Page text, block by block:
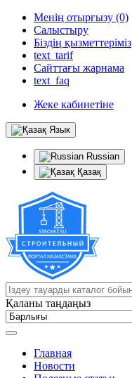
Менің отырғызу (0)
Салыстыру
Біздің қызметтеріміз
text_tarif
Сайттағы жарнама
text_faq
Жеке кабинетіне
Язык
Russian
Қазақ
Қаланы таңдаңыз
Главная
Новости